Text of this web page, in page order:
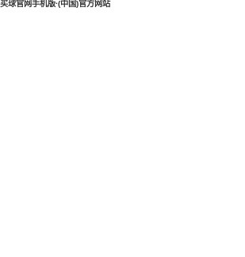
买球官网手机版·(中国)官方网站